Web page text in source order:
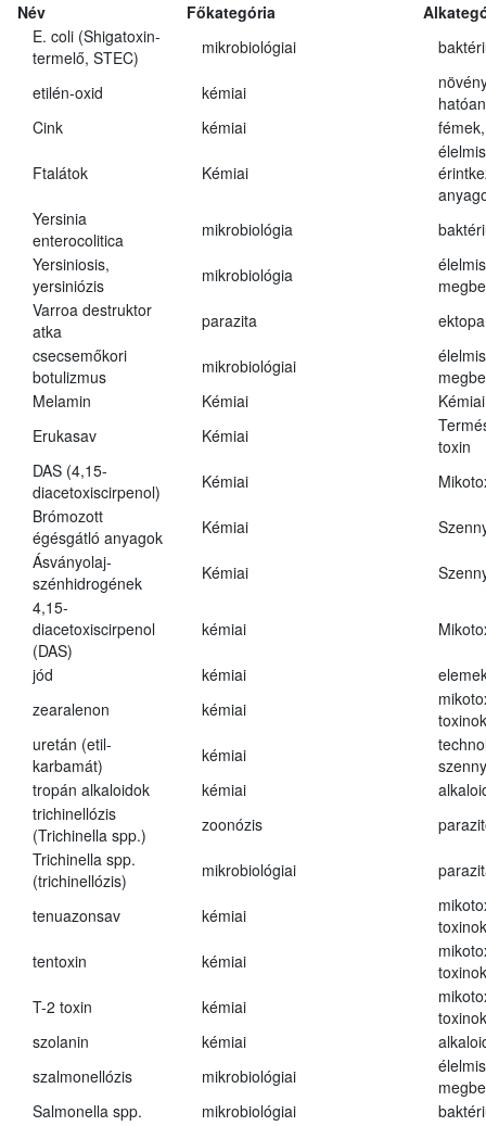
Név Főkategória
E. coli (Shigatoxin-
termelő, STEC)
mikrobiológiai
etilén-oxid kémiai
Cink
kémiai
Ftalátok Kémiai
Yersinia
enterocolitica
mikrobiológia
Yersiniosis,
yersiniózis
mikrobiológia
Varroa destruktor
atka
parazita
csecsemőkori
botulizmus
mikrobiológiai
Melamin
Kémiai
Kémiai
Erukasav
Kémiai
toxin
DAS (4,15-
diacetoxiscirpenol)
Kémiai
Brómozott
égésgátló anyagok
Kémiai
Ásványolaj-
szénhidrogének
Kémiai
4,15-
diacetoxiscirpenol
(DAS)
kémiai
jód kémiai
zearalenon
kémiai
toxinok
uretán (etil-
karbamát)
kémiai
tropán alkaloidok
kémiai
trichinellózis
(Trichinella spp.)
zoonózis
Trichinella spp.
(trichinellózis)
mikrobiológiai
tenuazonsav kémiai
toxinok
tentoxin
kémiai
toxinok
T-2 toxin
kémiai
toxinok
szolanin
kémiai
szalmonellózis
mikrobiológiai
Salmonella spp.
mikrobiológiai